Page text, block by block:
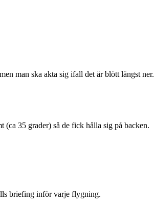
man ska akta sig ifall det är blött längst ner.
35 grader) så de fick hålla sig på backen.
briefing inför varje flygning.